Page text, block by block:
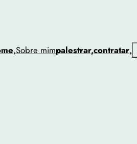
,Sobre mimpalestrar,contratar,